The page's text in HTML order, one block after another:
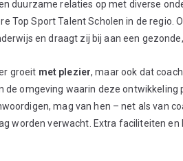
duurzame relaties op met diverse
Top Sport Talent Scholen in de regio.
en draagt zij bij aan een
groeit met plezier, maar ook dat
de omgeving waarin deze
mag van hen – net als van
worden verwacht. Extra faciliteiten